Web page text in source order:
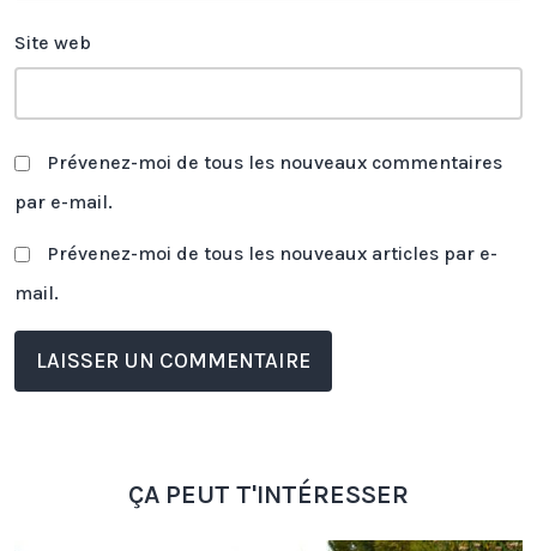
Site web
Prévenez-moi de tous les nouveaux commentaires
par e-mail.
Prévenez-moi de tous les nouveaux articles par e-
mail.
ÇA PEUT T'INTÉRESSER